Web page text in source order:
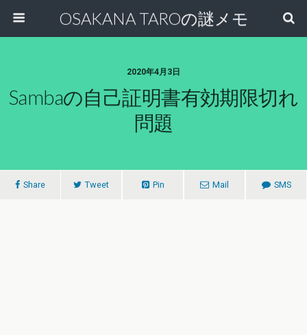
OSAKANA TAROの謎メモ
2020年4月3日
Sambaの自己証明書有効期限切れ
問題
Share Tweet Pin Mail SMS